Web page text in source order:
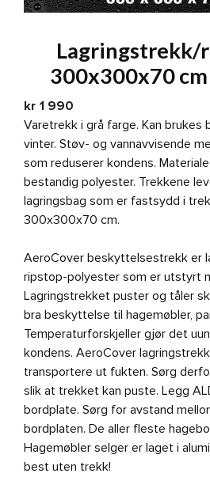
Lagringstrekk/
300x300x70
kr 1 990
Varetrekk i grå farge. Kan brukes
vinter. Støv- og vannavvisende
som reduserer kondens.
bestandig polyester. Trekkene
lagringsbag som er fastsydd i
300x300x70 cm.
AeroCover beskyttelsestrekk er
ripstop-polyester som er utstyrt
Lagringstrekket puster og tåler
bra beskyttelse til hagemøbler,
Temperaturforskjeller gjør det
kondens. AeroCover
transportere ut fukten. Sørg
slik at trekket kan puste. Legg
bordplate. Sørg for avstand
bordplaten. De aller fleste
Hagemøbler selger er laget i
best uten trekk!